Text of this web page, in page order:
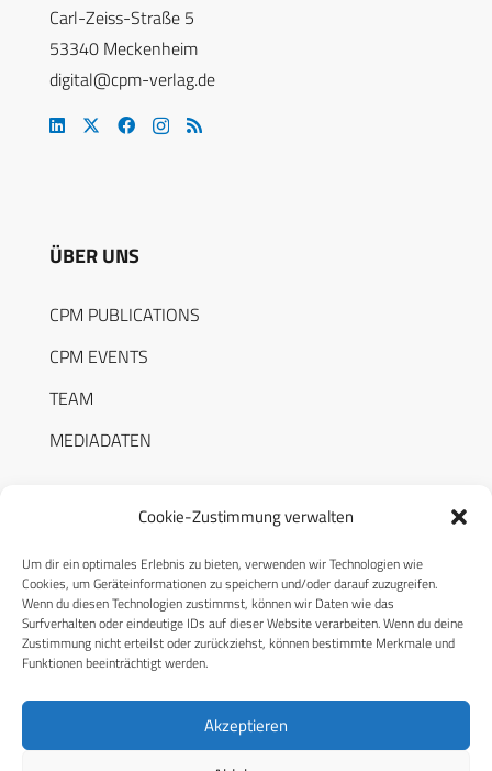
Cookie-Zustimmung verwalten
Um dir ein optimales Erlebnis zu bieten, verwenden wir Technologien wie
Cookies, um Geräteinformationen zu speichern und/oder darauf zuzugreifen.
Wenn du diesen Technologien zustimmst, können wir Daten wie das
Surfverhalten oder eindeutige IDs auf dieser Website verarbeiten. Wenn du deine
Zustimmung nicht erteilst oder zurückziehst, können bestimmte Merkmale und
Funktionen beeinträchtigt werden.
Akzeptieren
Carl-Zeiss-Straße 5
53340 Meckenheim
digital@cpm-verlag.de
ÜBER UNS
CPM PUBLICATIONS
CPM EVENTS
TEAM
MEDIADATEN
RECHTLICHES
Datenschutzerklärung
Cookie-Richtlinie (EU)